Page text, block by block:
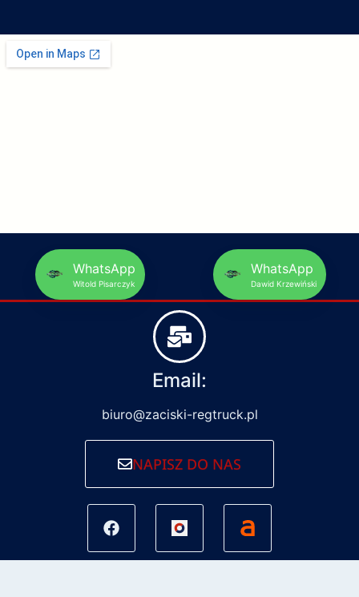
WhatsApp
Witold Pisarczyk
WhatsApp
Dawid Krzewiński
Email:
biuro@zaciski-regtruck.pl
NAPISZ DO NAS